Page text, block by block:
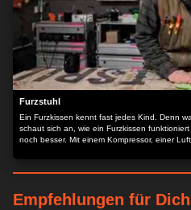
Furzstuhl
Ein Furzkissen kennt fast jedes Kind. Denn
schaut sich an, wie ein Furzkissen
noch besser. Mit einem Kompressor, einer
Empfehlungen für